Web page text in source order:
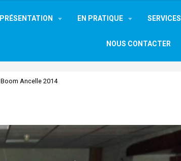
PRÉSENTATION EN PRATIQUE SERVICES
NOUS CONTACTER
Boom Ancelle 2014